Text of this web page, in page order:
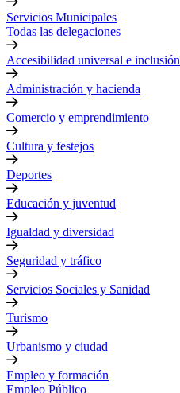
Servicios Municipales
Todas las delegaciones
Accesibilidad universal e inclusión
Administración y hacienda
Comercio y emprendimiento
Cultura y festejos
Deportes
Educación y juventud
Igualdad y diversidad
Seguridad y tráfico
Servicios Sociales y Sanidad
Turismo
Urbanismo y ciudad
Empleo y formación
Empleo Público